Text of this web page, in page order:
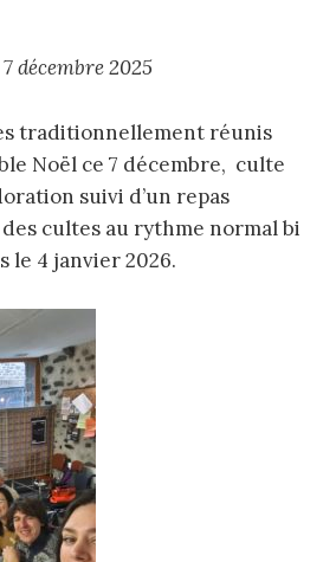
décembre 2025
traditionnellement réunis
Noël ce 7 décembre, culte
suivi d’un repas
cultes au rythme normal bi
le 4 janvier 2026.